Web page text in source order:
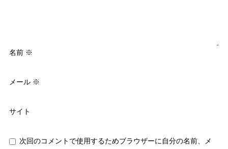
名前 ※
メール ※
サイト
次回のコメントで使用するためブラウザーに自分の名前、メ